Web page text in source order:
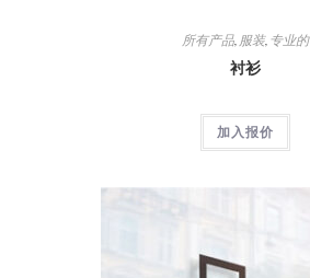
所有产品, 服装, 专业的
衬衫
加入报价